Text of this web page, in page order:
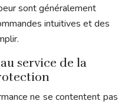
sont généralement
intuitives et des
service de la
ne se contentent pas